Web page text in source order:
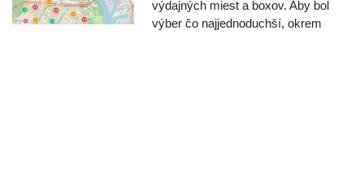
výdajných miest a boxov. Aby bol
výber čo najjednoduchší, okrem